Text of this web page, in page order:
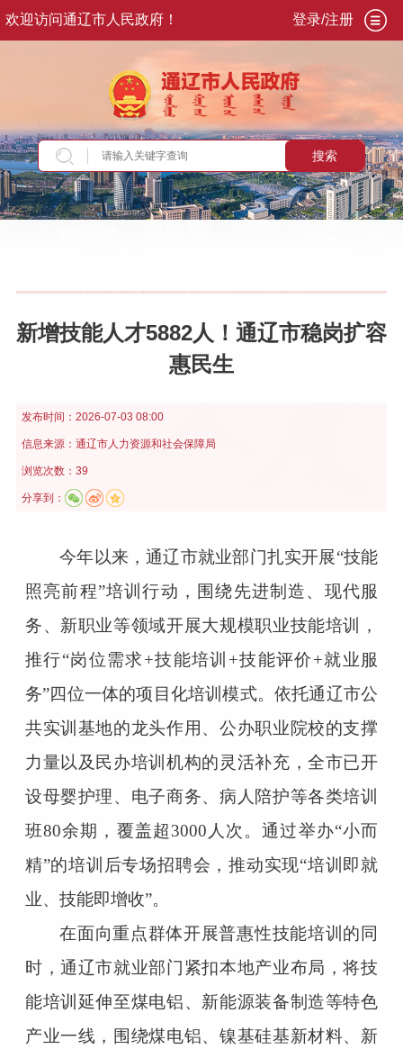
欢迎访问通辽市人民政府！ 登录/注册
搜索
当前位置：首页>新闻资讯>部门动态
新增技能人才5882人！通辽市稳岗扩容
惠民生
发布时间： 2026-07-03 08:00
信息来源： 通辽市人力资源和社会保障局
浏览次数：39
分享到：
今年以来，通辽市就业部门扎实开展“技能
照亮前程”培训行动，围绕先进制造、现代服
务、新职业等领域开展大规模职业技能培训，
推行“岗位需求+技能培训+技能评价+就业服
务”四位一体的项目化培训模式。依托通辽市公
共实训基地的龙头作用、公办职业院校的支撑
力量以及民办培训机构的灵活补充，全市已开
设母婴护理、电子商务、病人陪护等各类培训
班80余期，覆盖超3000人次。通过举办“小而
精”的培训后专场招聘会，推动实现“培训即就
业、技能即增收”。
在面向重点群体开展普惠性技能培训的同
时，通辽市就业部门紧扣本地产业布局，将技
能培训延伸至煤电铝、新能源装备制造等特色
产业一线，围绕煤电铝、镍基硅基新材料、新